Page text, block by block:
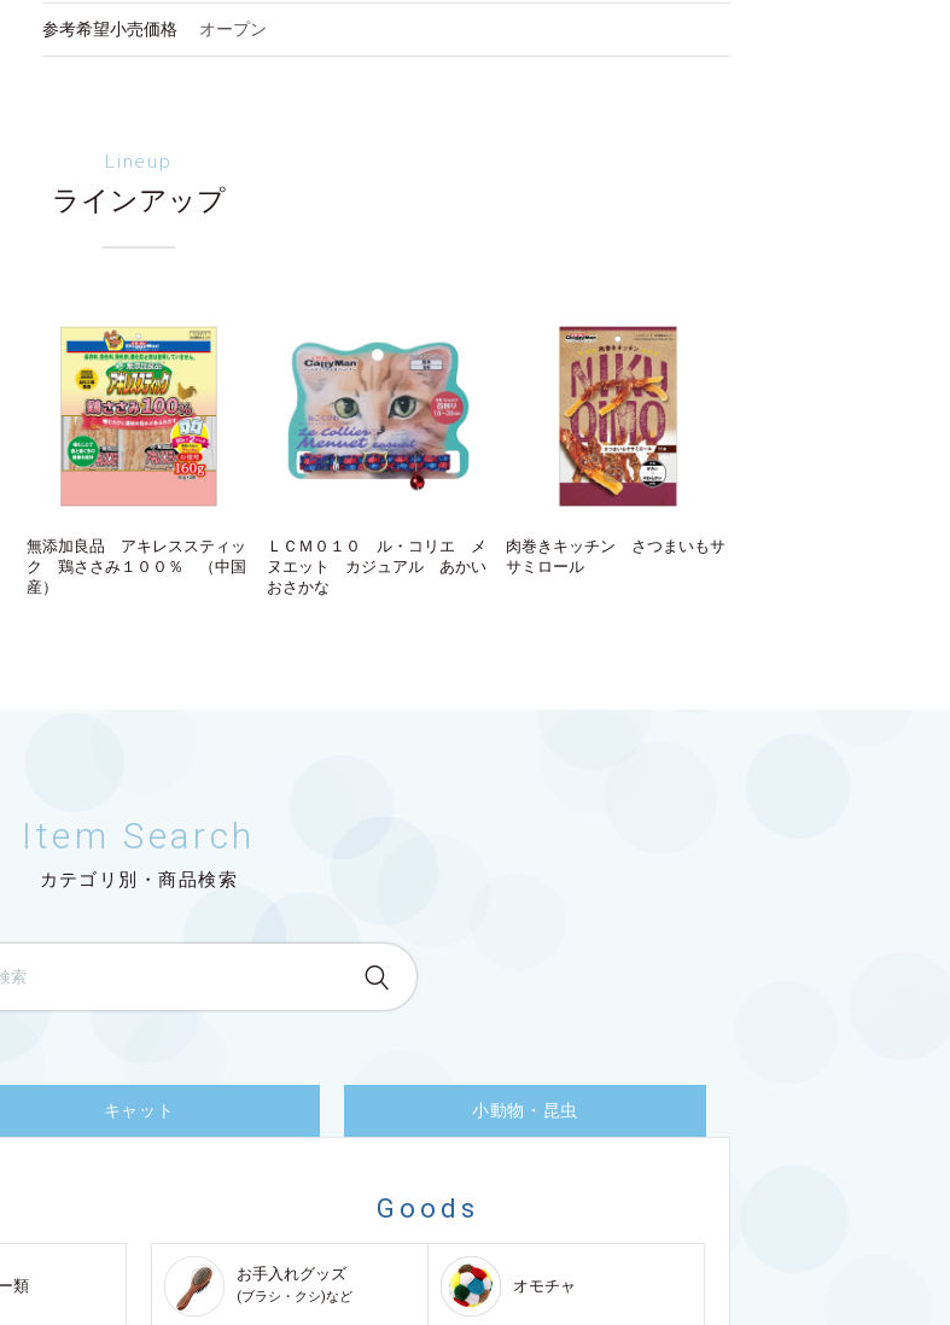
参考希望小売価格 オープン
Lineup
ラインアップ
無添加良品 アキレススティッ
ク 鶏ささみ１００％ （中国
産）
ＬＣＭ０１０ ル・コリエ メ
ヌエット カジュアル あかい
おさかな
肉巻きキッチン さつまいもサ
サミロール
Item Search
カテゴリ別・商品検索
キャット 小動物・昆虫
類
Goods
お手入れグッズ
(ブラシ・クシ)など
オモチャ